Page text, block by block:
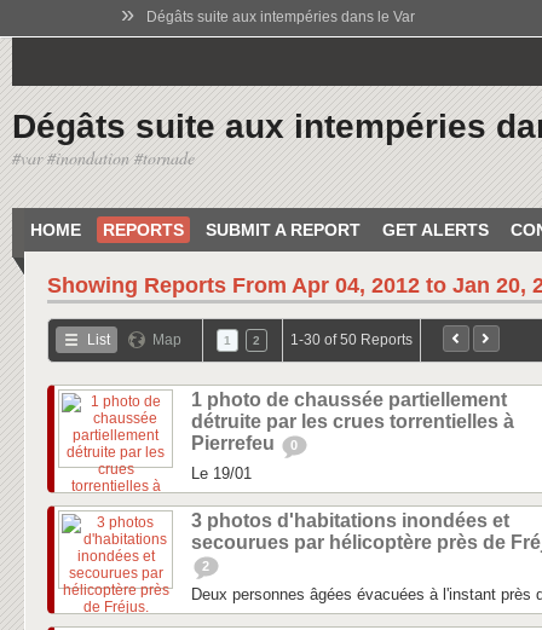
» Dégâts suite aux intempéries dans le Var
Dégâts suite aux intempéries
#var #inondation #tornade
HOME REPORTS SUBMIT A REPORT GET ALERTS
Showing Reports From Apr 04, 2012 to Jan 20,
List Map 1 2 1-30 of 50 Reports
1 photo de chaussée partiellement
détruite par les crues torrentielles à
Pierrefeu
0
Le 19/01
3 photos d'habitations inondées et
secourues par hélicoptère près de
2
Deux personnes âgées évacuées à l'instant près